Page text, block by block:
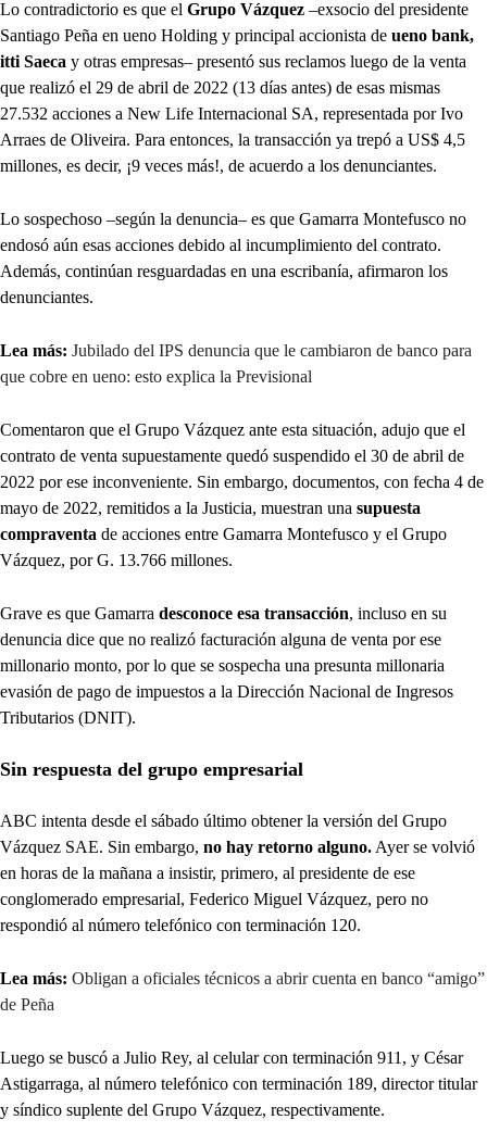
Lo contradictorio es que el Grupo Vázquez –exsocio del presidente
Santiago Peña en ueno Holding y principal accionista de ueno bank,
itti Saeca y otras empresas– presentó sus reclamos luego de la venta
que realizó el 29 de abril de 2022 (13 días antes) de esas mismas
27.532 acciones a New Life Internacional SA, representada por Ivo
Arraes de Oliveira. Para entonces, la transacción ya trepó a US$ 4,5
millones, es decir, ¡9 veces más!, de acuerdo a los denunciantes.
Lo sospechoso –según la denuncia– es que Gamarra Montefusco no
endosó aún esas acciones debido al incumplimiento del contrato.
Además, continúan resguardadas en una escribanía, afirmaron los
denunciantes.
Lea más: Jubilado del IPS denuncia que le cambiaron de banco para
que cobre en ueno: esto explica la Previsional
Comentaron que el Grupo Vázquez ante esta situación, adujo que el
contrato de venta supuestamente quedó suspendido el 30 de abril de
2022 por ese inconveniente. Sin embargo, documentos, con fecha 4 de
mayo de 2022, remitidos a la Justicia, muestran una supuesta
compraventa de acciones entre Gamarra Montefusco y el Grupo
Vázquez, por G. 13.766 millones.
Grave es que Gamarra desconoce esa transacción, incluso en su
denuncia dice que no realizó facturación alguna de venta por ese
millonario monto, por lo que se sospecha una presunta millonaria
evasión de pago de impuestos a la Dirección Nacional de Ingresos
Tributarios (DNIT).
Sin respuesta del grupo empresarial
ABC intenta desde el sábado último obtener la versión del Grupo
Vázquez SAE. Sin embargo, no hay retorno alguno.Ayer se volvió
en horas de la mañana a insistir, primero, al presidente de ese
conglomerado empresarial, Federico Miguel Vázquez, pero no
respondió al número telefónico con terminación 120.
Lea más: Obligan a oficiales técnicos a abrir cuenta en banco “amigo”
de Peña
Luego se buscó a Julio Rey, al celular con terminación 911, y César
Astigarraga, al número telefónico con terminación 189, director titular
y síndico suplente del Grupo Vázquez, respectivamente.